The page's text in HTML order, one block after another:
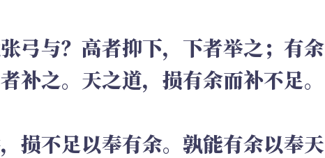
弓与？高者抑下，下者举之；有余
补之。天之道，损有余而补不足。
损不足以奉有余。孰能有余以奉天